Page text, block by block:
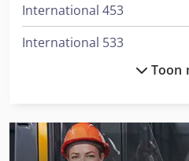
International 453
International 533
International 654
Toon